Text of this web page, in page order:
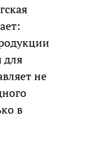
для
не
в